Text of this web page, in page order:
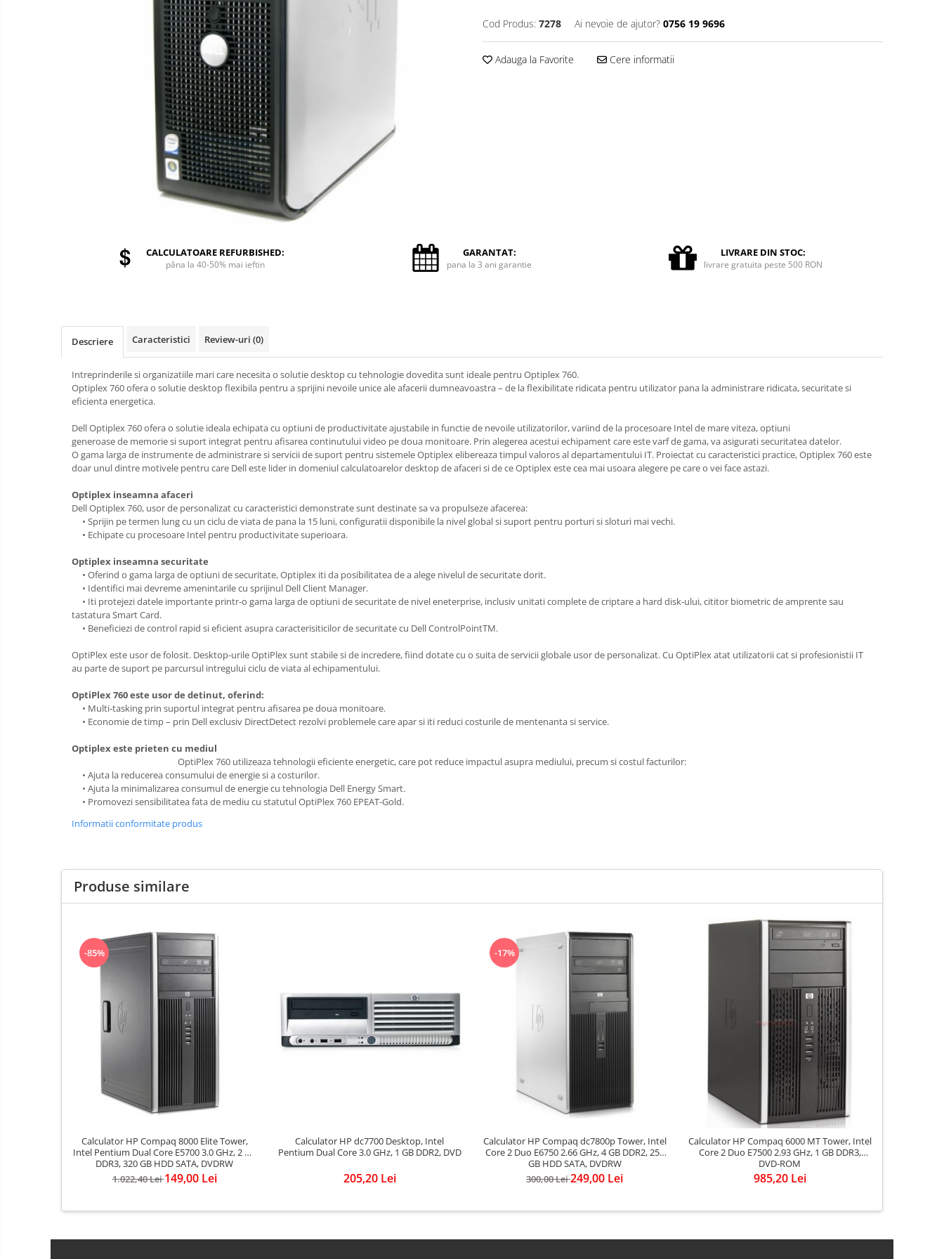
Cod Produs: 7278 Ai nevoie de ajutor? 0756 19 9696
Adauga la Favorite Cere informatii
CALCULATOARE REFURBISHED:
pâna la 40-50% mai ieftin
GARANTAT:
pana la 3 ani garantie
LIVRARE DIN STOC:
livrare gratuita peste 500 RON
Descriere Caracteristici Review-uri (0)
Intreprinderile si organizatiile mari care necesita o solutie desktop cu tehnologie dovedita sunt ideale pentru Optiplex 760.
Optiplex 760 ofera o solutie desktop flexibila pentru a sprijini nevoile unice ale afacerii dumneavoastra – de la flexibilitate ridicata pentru utilizator pana la administrare ridicata, securitate si
eficienta energetica.
Dell Optiplex 760 ofera o solutie ideala echipata cu optiuni de productivitate ajustabile in functie de nevoile utilizatorilor, variind de la procesoare Intel de mare viteza, optiuni
generoase de memorie si suport integrat pentru afisarea continutului video pe doua monitoare. Prin alegerea acestui echipament care este varf de gama, va asigurati securitatea datelor.
O gama larga de instrumente de administrare si servicii de suport pentru sistemele Optiplex elibereaza timpul valoros al departamentului IT. Proiectat cu caracteristici practice, Optiplex 760 este
doar unul dintre motivele pentru care Dell este lider in domeniul calculatoarelor desktop de afaceri si de ce Optiplex este cea mai usoara alegere pe care o vei face astazi.
Optiplex inseamna afaceri
Dell Optiplex 760, usor de personalizat cu caracteristici demonstrate sunt destinate sa va propulseze afacerea:
• Sprijin pe termen lung cu un ciclu de viata de pana la 15 luni, configuratii disponibile la nivel global si suport pentru porturi si sloturi mai vechi.
• Echipate cu procesoare Intel pentru productivitate superioara.
Optiplex inseamna securitate
• Oferind o gama larga de optiuni de securitate, Optiplex iti da posibilitatea de a alege nivelul de securitate dorit.
• Identifici mai devreme amenintarile cu sprijinul Dell Client Manager.
• Iti protejezi datele importante printr-o gama larga de optiuni de securitate de nivel eneterprise, inclusiv unitati complete de criptare a hard disk-ului, cititor biometric de amprente sau
tastatura Smart Card.
• Beneficiezi de control rapid si eficient asupra caracterisiticilor de securitate cu Dell ControlPointTM.
OptiPlex este usor de folosit. Desktop-urile OptiPlex sunt stabile si de incredere, fiind dotate cu o suita de servicii globale usor de personalizat. Cu OptiPlex atat utilizatorii cat si profesionistii IT
au parte de suport pe parcursul intregului ciclu de viata al echipamentului.
OptiPlex 760 este usor de detinut, oferind:
• Multi-tasking prin suportul integrat pentru afisarea pe doua monitoare.
• Economie de timp – prin Dell exclusiv DirectDetect rezolvi problemele care apar si iti reduci costurile de mentenanta si service.
Optiplex este prieten cu mediul
OptiPlex 760 utilizeaza tehnologii eficiente energetic, care pot reduce impactul asupra mediului, precum si costul facturilor:
• Ajuta la reducerea consumului de energie si a costurilor.
• Ajuta la minimalizarea consumul de energie cu tehnologia Dell Energy Smart.
• Promovezi sensibilitatea fata de mediu cu statutul OptiPlex 760 EPEAT-Gold.
Informatii conformitate produs
Produse similare
-85%
Calculator HP Compaq 8000 Elite Tower,
Intel Pentium Dual Core E5700 3.0 GHz, 2 GB
DDR3, 320 GB HDD SATA, DVDRW
1.022,40 Lei149,00 Lei
Calculator HP dc7700 Desktop, Intel
Pentium Dual Core 3.0 GHz, 1 GB DDR2, DVD
205,20 Lei
-17%
Calculator HP Compaq dc7800p Tower, Intel
Core 2 Duo E6750 2.66 GHz, 4 GB DDR2, 250
GB HDD SATA, DVDRW
300,00 Lei249,00 Lei
Calculator HP Compaq 6000 MT Tower, Intel
Core 2 Duo E7500 2.93 GHz, 1 GB DDR3,
DVD-ROM
985,20 Lei